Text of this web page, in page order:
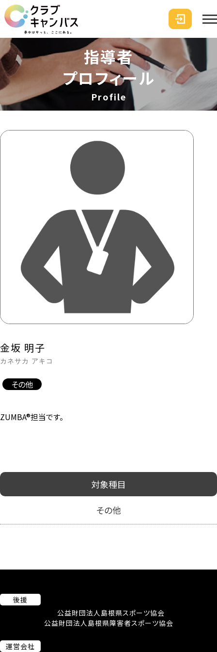
指導者
プロフィール
Profile
金坂 明子
カネサカ アキコ
その他
ZUMBA®担当です。
対象種目
その他
後援
公益財団法人島根県スポーツ協会
公益財団法人島根県障害者スポーツ協会
運営会社